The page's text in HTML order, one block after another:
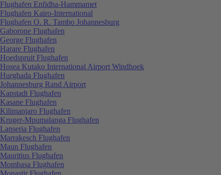
Flughafen Enfidha-Hammamet
Flughafen Kairo-International
Flughafen O. R. Tambo Johannesburg
Gaborone Flughafen
George Flughafen
Harare Flughafen
Hoedspruit Flughafen
Hosea Kutako International Airport Windhoek
Hurghada Flughafen
Johannesburg Rand Airport
Kapstadt Flughafen
Kasane Flughafen
Kilimanjaro Flughafen
Kruger-Mpumalanga Flughafen
Lanseria Flughafen
Marrakesch Flughafen
Maun Flughafen
Mauritius Flughafen
Mombasa Flughafen
Monastir Flughafen